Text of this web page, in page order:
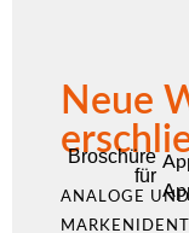
Neue
Broschüre
für
ANALOGE